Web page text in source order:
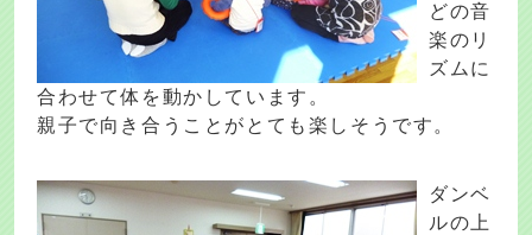
どの音
楽のリ
ズムに
合わせて体を動かしています。
親子で向き合うことがとても楽しそうです。
ダンベ
ルの上